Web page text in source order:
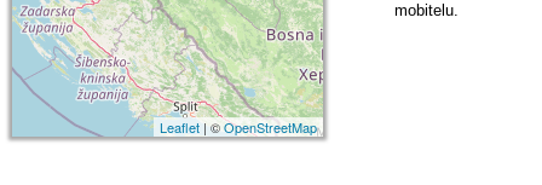
Leaflet| ©OpenStreetMap
mobitelu.